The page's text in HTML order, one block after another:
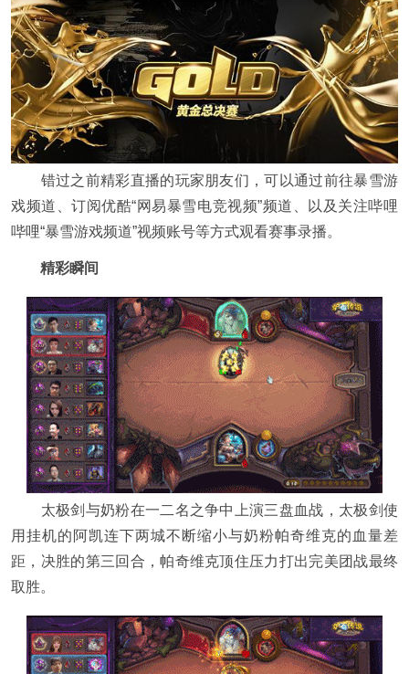
错过之前精彩直播的玩家朋友们，可以通过前往暴雪游
戏频道、订阅优酷“网易暴雪电竞视频”频道、以及关注哔哩
哔哩“暴雪游戏频道”视频账号等方式观看赛事录播。
精彩瞬间
太极剑与奶粉在一二名之争中上演三盘血战，太极剑使
用挂机的阿凯连下两城不断缩小与奶粉帕奇维克的血量差
距，决胜的第三回合，帕奇维克顶住压力打出完美团战最终
取胜。